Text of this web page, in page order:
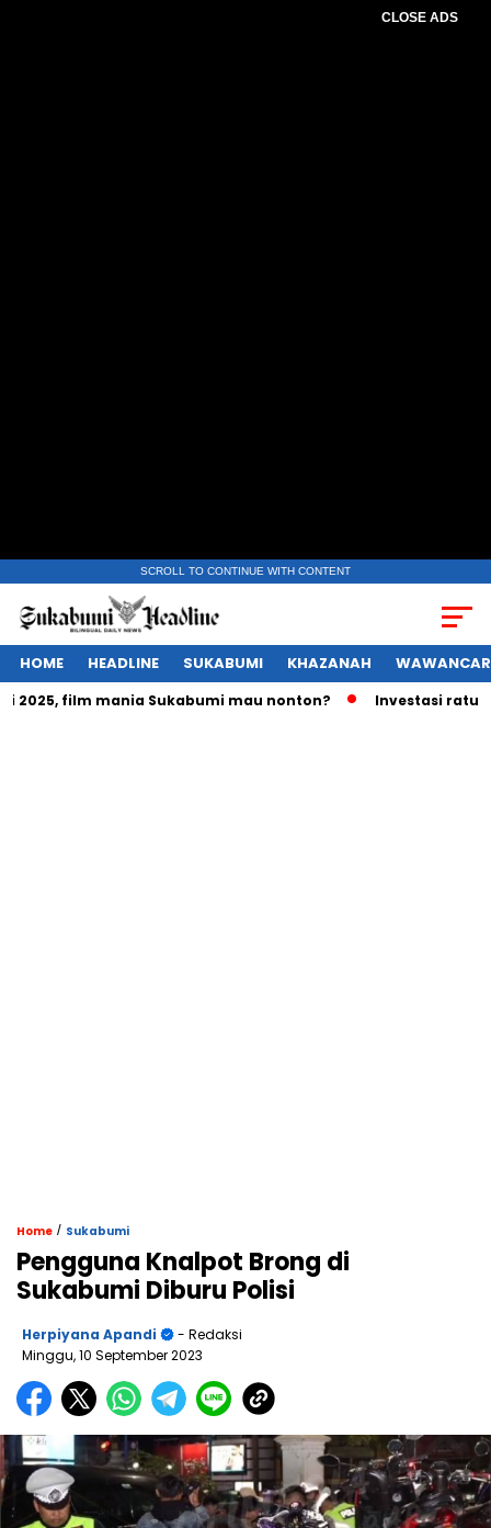
CLOSE ADS
SCROLL TO CONTINUE WITH CONTENT
HOME HEADLINE SUKABUMI KHAZANAH
film mania Sukabumi mau nonton? Investasi ratusan
Home / Sukabumi
Pengguna Knalpot Brong di
Sukabumi Diburu Polisi
Herpiyana Apandi
- Redaksi
Minggu, 10 September 2023